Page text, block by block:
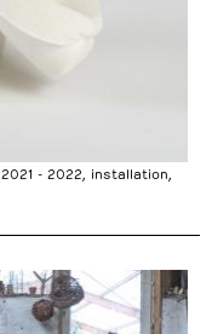
, 2021 - 2022, installation,